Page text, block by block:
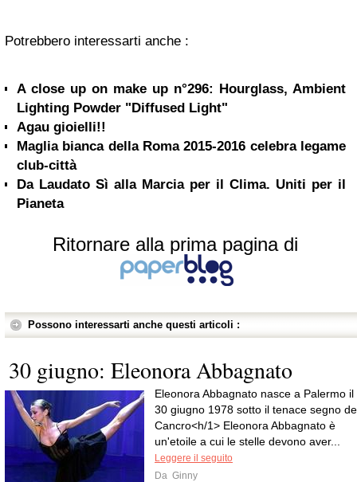
Potrebbero interessarti anche :
A close up on make up n°296: Hourglass, Ambient
Lighting Powder "Diffused Light"
Agau gioielli!!
Maglia bianca della Roma 2015-2016 celebra legame
club-città
Da Laudato Sì alla Marcia per il Clima. Uniti per il
Pianeta
Ritornare alla prima pagina di
Possono interessarti anche questi articoli :
30 giugno: Eleonora Abbagnato
Eleonora Abbagnato nasce a Palermo il
30 giugno 1978 sotto il tenace segno
Cancro<h/1> Eleonora Abbagnato è
un'etoile a cui le stelle devono aver...
Leggere il seguito
Da Ginny